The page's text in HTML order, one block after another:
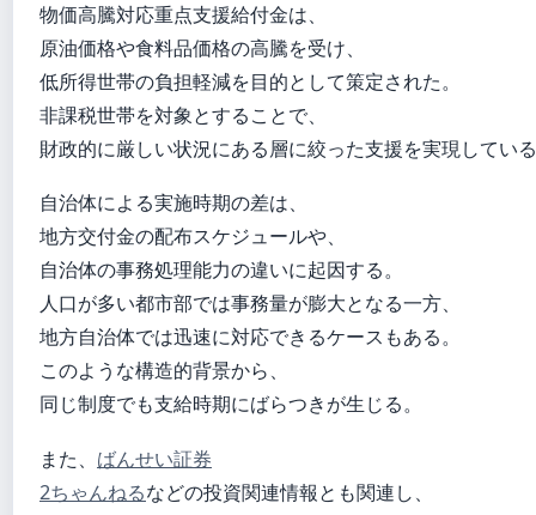
物価高騰対応重点支援給付金は、
原油価格や食料品価格の高騰を受け、
低所得世帯の負担軽減を目的として策定された。
非課税世帯を対象とすることで、
財政的に厳しい状況にある層に絞った支援を実現してい
自治体による実施時期の差は、
地方交付金の配布スケジュールや、
自治体の事務処理能力の違いに起因する。
人口が多い都市部では事務量が膨大となる一方、
地方自治体では迅速に対応できるケースもある。
このような構造的背景から、
同じ制度でも支給時期にばらつきが生じる。
また、 ばんせい証券
2ちゃんねるなどの投資関連情報とも関連し、